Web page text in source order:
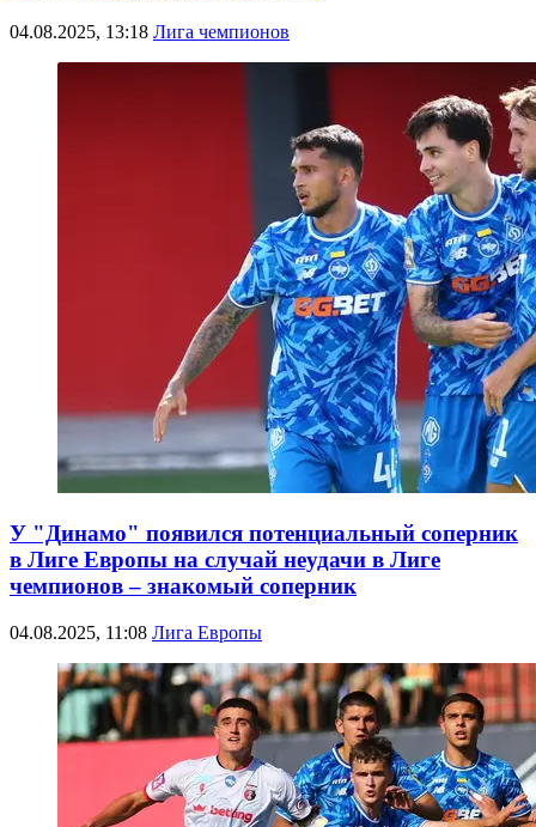
04.08.2025, 13:18 Лига чемпионов
У "Динамо" появился потенциальный соперник
в Лиге Европы на случай неудачи в Лиге
чемпионов – знакомый соперник
04.08.2025, 11:08 Лига Европы